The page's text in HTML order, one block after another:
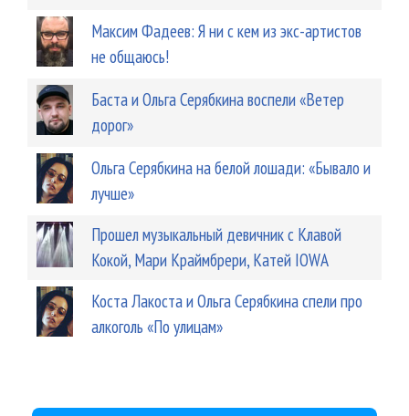
Максим Фадеев: Я ни с кем из экс-артистов
не общаюсь!
Баста и Ольга Серябкина воспели «Ветер
дорог»
Ольга Серябкина на белой лошади: «Бывало и
лучше»
Прошел музыкальный девичник с Клавой
Кокой, Мари Краймбрери, Катей IOWA
Коста Лакоста и Ольга Серябкина спели про
алкоголь «По улицам»